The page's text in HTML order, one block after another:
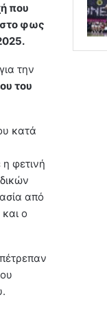
που
στο φως
την
του
κατά
φετινή
από
ο